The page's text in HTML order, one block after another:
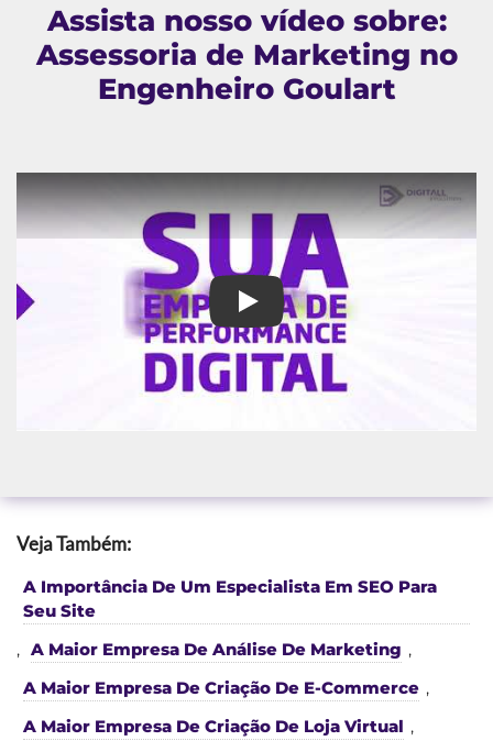
Assista nosso vídeo sobre:
Assessoria de Marketing no
Engenheiro Goulart
Assessoria de Marketing no
Veja Também:
A Importância De Um Especialista Em SEO Para
Seu Site
, A Maior Empresa De Análise De Marketing ,
A Maior Empresa De Criação De E-Commerce ,
A Maior Empresa De Criação De Loja Virtual ,